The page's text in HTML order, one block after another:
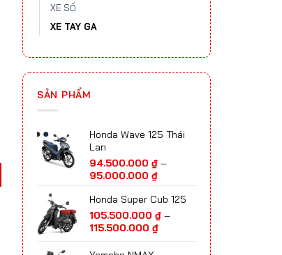
XE SỐ
XE TAY GA
SẢN PHẨM
Honda Wave 125 Thái
Lan
94.500.000 ₫ –
95.000.000 ₫Khoảng
từ
94.500.000 ₫
đến
95.000.000 ₫
Honda Super Cub 125
105.500.000 ₫ –
115.500.000 ₫Khoảng